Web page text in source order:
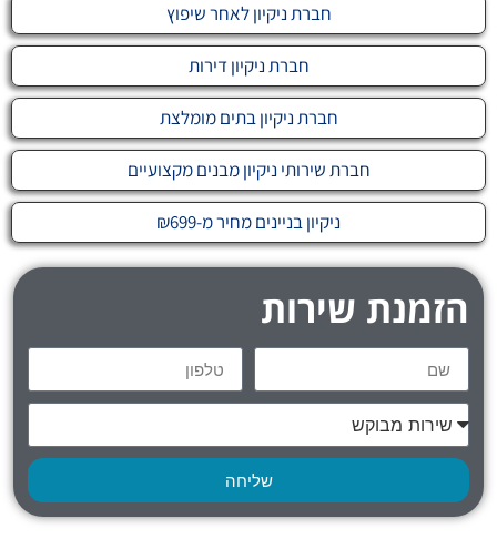
חברת ניקיון לאחר שיפוץ
חברת ניקיון דירות
חברת ניקיון בתים מומלצת
חברת שירותי ניקיון מבנים מקצועיים
ניקיון בניינים מחיר מ-₪699
הזמנת שירות
שליחה